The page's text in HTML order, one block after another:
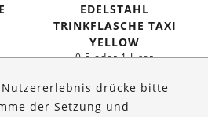
EDELSTAHL
TRINKFLASCHE TAXI
YELLOW
0,5 oder 1 Liter
drücke bitte
der Setzung und